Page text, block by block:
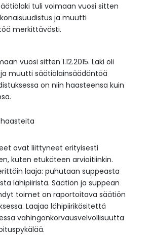
tuli voimaan vuosi sitten
ja muutti
merkittävästi.
vuosi sitten 1.12.2015. Laki oli
muutti säätiölainsäädäntöä
on niin haasteensa kuin
ovat liittyneet erityisesti
kuten etukäteen arvioitiinkin.
laaja: puhutaan suppeasta
lähipiiristä. Säätiön ja suppean
toimet on raportoitava säätiön
Laajaa lähipiirikäsitettä
vahingonkorvausvelvollisuutta